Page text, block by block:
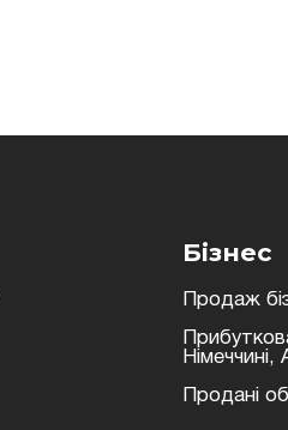
Бізнес
Продаж
Німеччині,
Продані